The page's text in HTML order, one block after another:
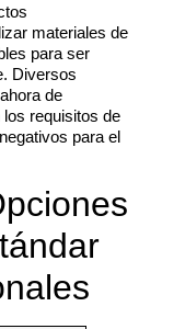
materiales de
para ser
Diversos
de
requisitos de
para el